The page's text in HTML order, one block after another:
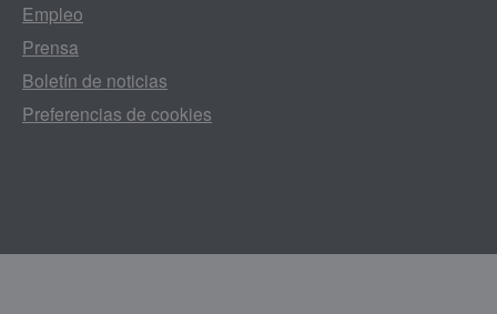
Empleo
Prensa
Boletín de noticias
Preferencias de cookies